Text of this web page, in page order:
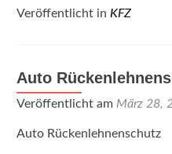
Veröffentlicht in KFZ
Auto
Veröffentlicht am März 28,
Auto Rückenlehnenschutz